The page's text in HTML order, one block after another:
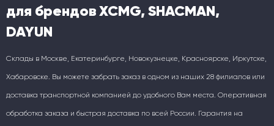
для брендов XCMG, SHACMAN,
DAYUN
Склады в Москве, Екатеринбурге, Новокузнецке, Красноярске, Иркутске,
Хабаровске. Вы можете забрать заказ в одном из наших 28 филиалов или
доставка транспортной компанией до удобного Вам места. Оперативная
обработка заказа и быстрая доставка по всей России. Гарантия на